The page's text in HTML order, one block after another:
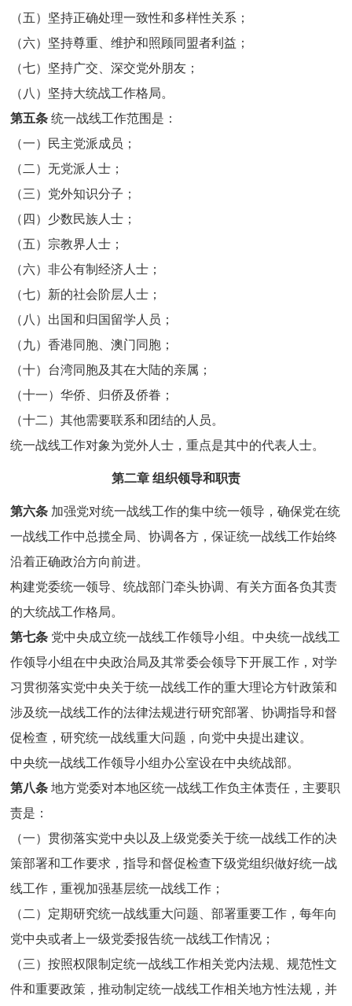
（五）坚持正确处理一致性和多样性关系；
（六）坚持尊重、维护和照顾同盟者利益；
（七）坚持广交、深交党外朋友；
（八）坚持大统战工作格局。
第五条统一战线工作范围是：
（一）民主党派成员；
（二）无党派人士；
（三）党外知识分子；
（四）少数民族人士；
（五）宗教界人士；
（六）非公有制经济人士；
（七）新的社会阶层人士；
（八）出国和归国留学人员；
（九）香港同胞、澳门同胞；
（十）台湾同胞及其在大陆的亲属；
（十一）华侨、归侨及侨眷；
（十二）其他需要联系和团结的人员。
统一战线工作对象为党外人士，重点是其中的代表人士。
第二章 组织领导和职责
第六条 加强党对统一战线工作的集中统一领导，确保党在统
一战线工作中总揽全局、协调各方，保证统一战线工作始终
沿着正确政治方向前进。
构建党委统一领导、统战部门牵头协调、有关方面各负其责
的大统战工作格局。
第七条 党中央成立统一战线工作领导小组。中央统一战线工
作领导小组在中央政治局及其常委会领导下开展工作，对学
习贯彻落实党中央关于统一战线工作的重大理论方针政策和
涉及统一战线工作的法律法规进行研究部署、协调指导和督
促检查，研究统一战线重大问题，向党中央提出建议。
中央统一战线工作领导小组办公室设在中央统战部。
第八条 地方党委对本地区统一战线工作负主体责任，主要职
责是：
（一）贯彻落实党中央以及上级党委关于统一战线工作的决
策部署和工作要求，指导和督促检查下级党组织做好统一战
线工作，重视加强基层统一战线工作；
（二）定期研究统一战线重大问题、部署重要工作，每年向
党中央或者上一级党委报告统一战线工作情况；
（三）按照权限制定统一战线工作相关党内法规、规范性文
件和重要政策，推动制定统一战线工作相关地方性法规，并